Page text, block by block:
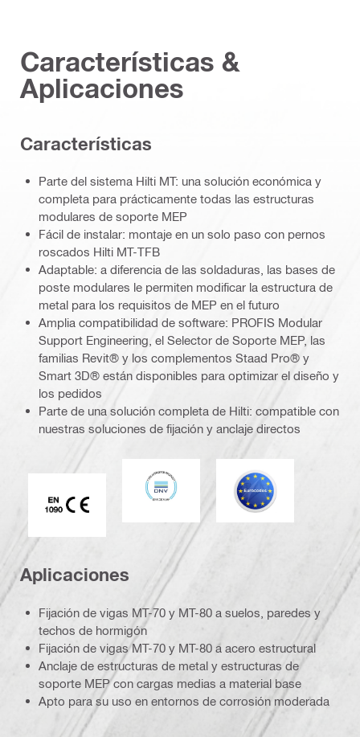
Características &
Aplicaciones
Caracterí­sticas
Parte del sistema Hilti MT: una solución económica y
completa para prácticamente todas las estructuras
modulares de soporte MEP
Fácil de instalar: montaje en un solo paso con pernos
roscados Hilti MT-TFB
Adaptable: a diferencia de las soldaduras, las bases de
poste modulares le permiten modificar la estructura de
metal para los requisitos de MEP en el futuro
Amplia compatibilidad de software: PROFIS Modular
Support Engineering, el Selector de Soporte MEP, las
familias Revit® y los complementos Staad Pro® y
Smart 3D® están disponibles para optimizar el diseño y
los pedidos
Parte de una solución completa de Hilti: compatible con
nuestras soluciones de fijación y anclaje directos
Marca CE EN 1090
DNV Eurocódigo
Aplicaciones
Fijación de vigas MT-70 y MT-80 a suelos, paredes y
techos de hormigón
Fijación de vigas MT-70 y MT-80 a acero estructural
Anclaje de estructuras de metal y estructuras de
soporte MEP con cargas medias a material base
Apto para su uso en entornos de corrosión moderada